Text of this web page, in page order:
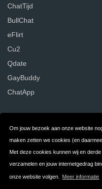
Om jouw bezoek aan onze website
maken zetten we cookies (en
Met deze cookies kunnen wij en
verzamelen en jouw internetgedrag
onze website volgen. Meer informatie
ChatTijd
BullChat
eFlirt
Cu2
Qdate
GayBuddy
ChatApp
Contact